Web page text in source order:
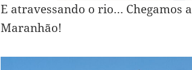
E atravessando o rio… Chegamos a
Maranhão!